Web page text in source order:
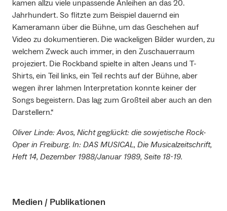
kamen allzu viele unpassende Anleihen an das 20.
Jahrhundert. So flitzte zum Beispiel dauernd ein
Kameramann über die Bühne, um das Geschehen auf
Video zu dokumentieren. Die wackeligen Bilder wurden, zu
welchem Zweck auch immer, in den Zuschauerraum
projeziert. Die Rockband spielte in alten Jeans und T-
Shirts, ein Teil links, ein Teil rechts auf der Bühne, aber
wegen ihrer lahmen Interpretation konnte keiner der
Songs begeistern. Das lag zum Großteil aber auch an den
Darstellern.“
Oliver Linde: Avos, Nicht geglückt: die sowjetische Rock-
Oper in Freiburg. In: DAS MUSICAL, Die Musicalzeitschrift,
Heft 14, Dezember 1988/Januar 1989, Seite 18-19.
Medien / Publikationen